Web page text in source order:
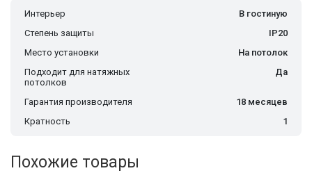
Интерьер
В гостиную
Степень защиты
IP20
Место установки
На потолок
Подходит для натяжных
потолков
Да
Гарантия производителя
18 месяцев
Кратность
1
Похожие товары